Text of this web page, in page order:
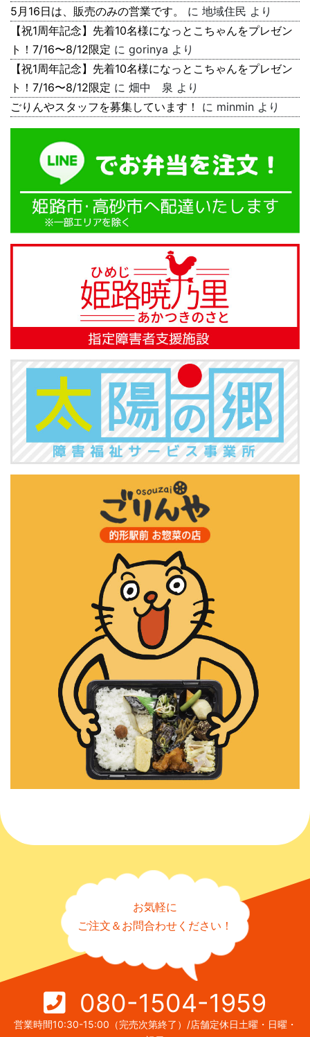
5月16日は、販売のみの営業です。
に 地域住民 より
【祝1周年記念】先着10名様になっとこちゃんをプレゼン
ト！7/16〜8/12限定 に gorinya より
【祝1周年記念】先着10名様になっとこちゃんをプレゼン
ト！7/16〜8/12限定 に 畑中 泉 より
ごりんやスタッフを募集しています！
に minmin より
お気軽に
ご注文＆お問合わせください！
080-1504-1959
営業時間10:30-15:00（完売次第終了）/店舗定休日土曜・日曜・